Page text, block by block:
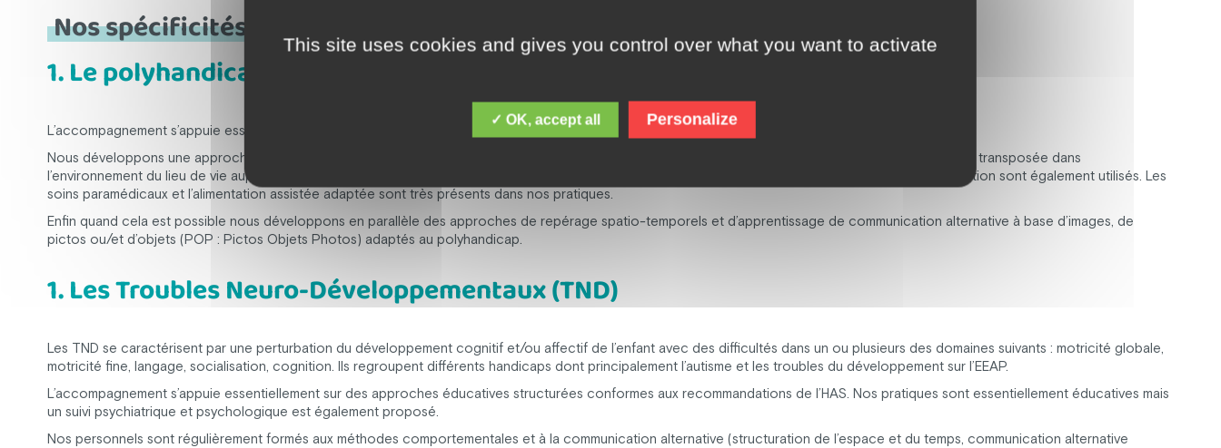
Nos spécificités d'accompagnement
1. Le polyhandicap
L’accompagnement s’appuie essentiellement sur des approches éducatives de la vie quotidienne et de soins.
Nous développons une approche multi-sensorielle inspirée du concept et des outils Snoezelen en ateliers spécifiques. Cette approche est également transposée dans
l’environnement du lieu de vie auprès des personnes polyhandicapées. D’autres supports de stimulation sensorielle comme l’eau, les massages, la relaxation sont également utilisés. Les
soins paramédicaux et l’alimentation assistée adaptée sont très présents dans nos pratiques.
Enfin quand cela est possible nous développons en parallèle des approches de repérage spatio-temporels et d’apprentissage de communication alternative à base d’images, de
pictos ou/et d’objets (POP : Pictos Objets Photos) adaptés au polyhandicap.
1. Les Troubles Neuro-Développementaux (TND)
Les TND se caractérisent par une perturbation du développement cognitif et/ou affectif de l’enfant avec des difficultés dans un ou plusieurs des domaines suivants : motricité globale,
motricité fine, langage, socialisation, cognition. Ils regroupent différents handicaps dont principalement l’autisme et les troubles du développement sur l’EEAP.
L’accompagnement s’appuie essentiellement sur des approches éducatives structurées conformes aux recommandations de l’HAS. Nos pratiques sont essentiellement éducatives mais
un suivi psychiatrique et psychologique est également proposé.
Nos personnels sont régulièrement formés aux méthodes comportementales et à la communication alternative (structuration de l’espace et du temps, communication alternative
This site uses cookies and gives you control over what you want to activate
✓ OK, accept all Personalize